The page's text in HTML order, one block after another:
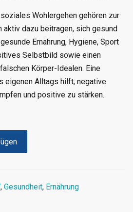
Wohlergehen gehören zur
aktiv dazu beitragen, sich gesund
Ernährung, Hygiene, Sport
Selbstbild sowie einen
Körper-Idealen. Eine
eigenen Alltags hilft, negative
und positive zu stärken.
, Gesundheit, Ernährung